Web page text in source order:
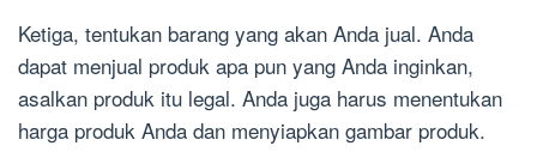
Ketiga, tentukan barang yang akan Anda jual. Anda
dapat menjual produk apa pun yang Anda inginkan,
asalkan produk itu legal. Anda juga harus menentukan
harga produk Anda dan menyiapkan gambar produk.